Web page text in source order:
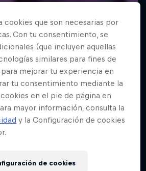
cookies que son necesarias por
Con tu consentimiento, se
(que incluyen aquellas
similares para fines de
mejorar tu experiencia en
tu consentimiento mediante la
en el pie de página en
mayor información, consulta la
y la Configuración de cookies
de cookies